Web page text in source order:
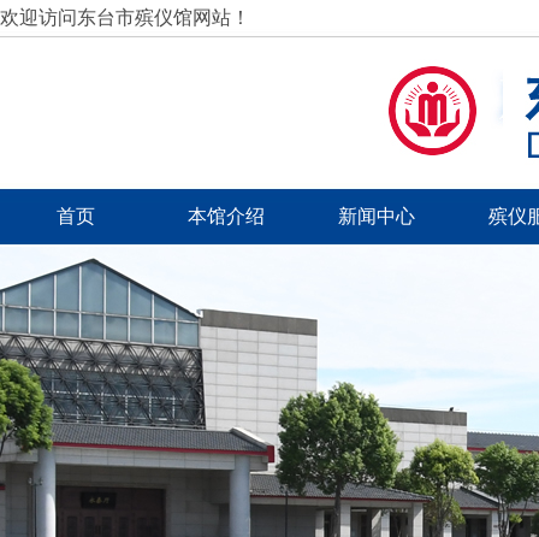
欢迎访问东台市殡仪馆网站！
首页 本馆介绍 新闻中心 殡仪